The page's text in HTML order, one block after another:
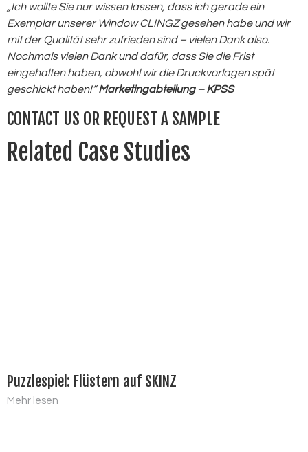
„Ich wollte Sie nur wissen lassen, dass ich gerade ein
Exemplar unserer Window CLINGZ gesehen habe und wir
mit der Qualität sehr zufrieden sind – vielen Dank also.
Nochmals vielen Dank und dafür, dass Sie die Frist
eingehalten haben, obwohl wir die Druckvorlagen spät
geschickt haben!“Marketingabteilung – KPSS
CONTACT US OR REQUEST A SAMPLE
Related Case Studies
Puzzlespiel: Flüstern auf SKINZ
Mehr lesen